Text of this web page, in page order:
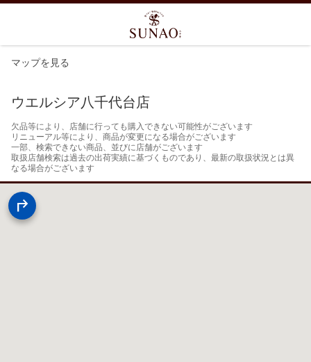
マップを見る
ウエルシア八千代台店
欠品等により、店舗に行っても購入できない可能性がございます
リニューアル等により、商品が変更になる場合がございます
一部、検索できない商品、並びに店舗がございます
取扱店舗検索は過去の出荷実績に基づくものであり、最新の取扱状況とは異
なる場合がございます